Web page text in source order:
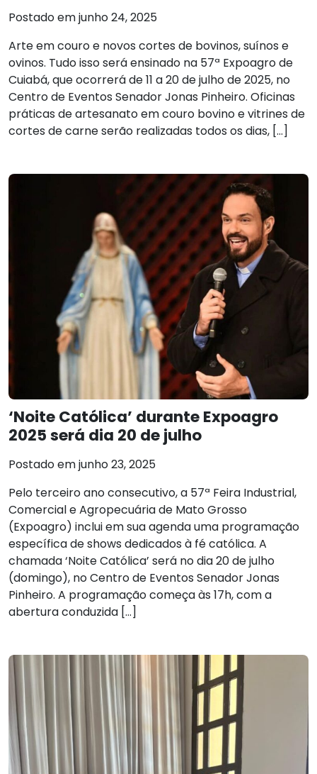
Postado em junho 24, 2025
Arte em couro e novos cortes de bovinos, suínos e
ovinos. Tudo isso será ensinado na 57ª Expoagro de
Cuiabá, que ocorrerá de 11 a 20 de julho de 2025, no
Centro de Eventos Senador Jonas Pinheiro. Oficinas
práticas de artesanato em couro bovino e vitrines de
cortes de carne serão realizadas todos os dias, […]
‘Noite Católica’ durante Expoagro
2025 será dia 20 de julho
Postado em junho 23, 2025
Pelo terceiro ano consecutivo, a 57ª Feira Industrial,
Comercial e Agropecuária de Mato Grosso
(Expoagro) inclui em sua agenda uma programação
específica de shows dedicados à fé católica. A
chamada ‘Noite Católica’ será no dia 20 de julho
(domingo), no Centro de Eventos Senador Jonas
Pinheiro. A programação começa às 17h, com a
abertura conduzida […]